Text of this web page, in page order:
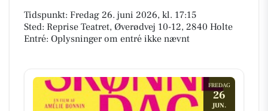
Tidspunkt: Fredag 26. juni 2026, kl. 17:15
Sted: Reprise Teatret, Øverødvej 10-12, 2840 Holte
Entré: Oplysninger om entré ikke nævnt
FREDAG
26
JUN.